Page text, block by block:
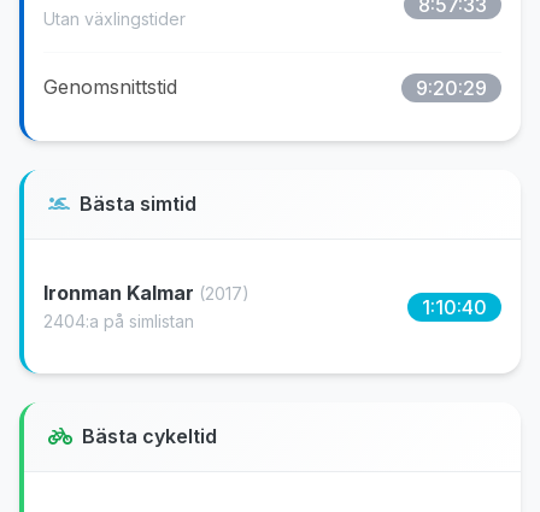
Utan växlingstider
Genomsnittstid 9:20:29
Bästa simtid
Ironman Kalmar (2017)
2404:a på simlistan
1:10:40
Bästa cykeltid